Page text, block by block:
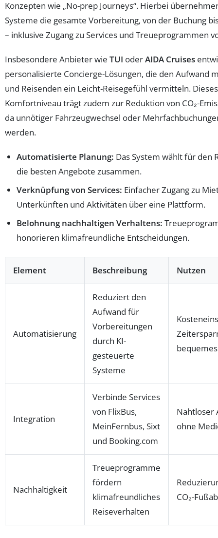
Konzepten wie „No-prep Journeys“. Hierbei
Systeme die gesamte Vorbereitung, von der Buchung
– inklusive Zugang zu Services und Treueprogrammen
Insbesondere Anbieter wie TUI oderAIDA Cruises
personalisierte Concierge-Lösungen, die den Aufwand
und Reisenden ein Leicht-Reisegefühl vermitteln. Dieses
Komfortniveau trägt zudem zur Reduktion von CO₂-
da unnötiger Fahrzeugwechsel oder
werden.
Automatisierte Planung: Das System wählt für den
die besten Angebote zusammen.
Verknüpfung von Services: Einfacher Zugang zu
Unterkünften und Aktivitäten über eine Plattform.
Belohnung nachhaltigen Verhaltens:
honorieren klimafreundliche Entscheidungen.
Element Beschreibung Nutzen
Automatisierung
Reduziert den
Aufwand für
Vorbereitungen
durch KI-
gesteuerte
Systeme
Integration
Verbinde Services
von FlixBus,
MeinFernbus, Sixt
und Booking.com
Nahtloser
ohne
Nachhaltigkeit
Treueprogramme
fördern
klimafreundliches
Reiseverhalten
CO₂-